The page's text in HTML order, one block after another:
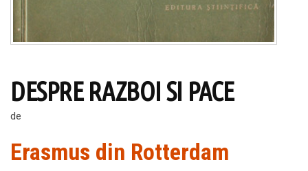
DESPRE RAZBOI SI PACE
de
Erasmus din Rotterdam